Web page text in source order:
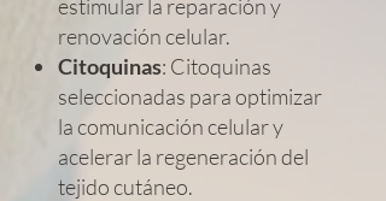
estimular la reparación y
renovación celular.
Citoquinas: Citoquinas
seleccionadas para optimizar
la comunicación celular y
acelerar la regeneración del
tejido cutáneo.